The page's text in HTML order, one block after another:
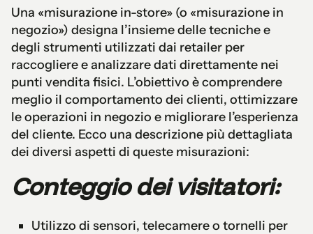
Una «misurazione in-store» (o «misurazione in
negozio») designa l’insieme delle tecniche e
degli strumenti utilizzati dai retailer per
raccogliere e analizzare dati direttamente nei
punti vendita fisici. L’obiettivo è comprendere
meglio il comportamento dei clienti, ottimizzare
le operazioni in negozio e migliorare l’esperienza
del cliente. Ecco una descrizione più dettagliata
dei diversi aspetti di queste misurazioni:
Conteggio dei visitatori:
Utilizzo di sensori, telecamere o tornelli per